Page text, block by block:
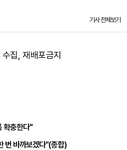
기사 전체보기
집, 재배포금지
확충한다"
번 바까보겠다"(종합)